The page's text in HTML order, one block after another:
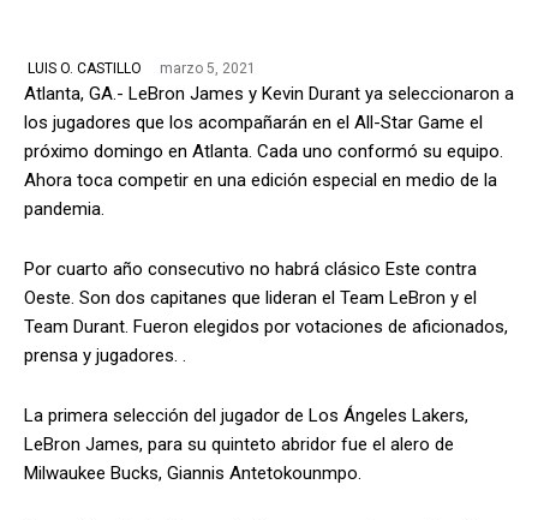
LUIS O. CASTILLO marzo 5, 2021
Atlanta, GA.- LeBron James y Kevin Durant ya seleccionaron a
los jugadores que los acompañarán en el All-Star Game el
próximo domingo en Atlanta. Cada uno conformó su equipo.
Ahora toca competir en una edición especial en medio de la
pandemia.
Por cuarto año consecutivo no habrá clásico Este contra
Oeste. Son dos capitanes que lideran el Team LeBron y el
Team Durant. Fueron elegidos por votaciones de aficionados,
prensa y jugadores. .
La primera selección del jugador de Los Ángeles Lakers,
LeBron James, para su quinteto abridor fue el alero de
Milwaukee Bucks, Giannis Antetokounmpo.